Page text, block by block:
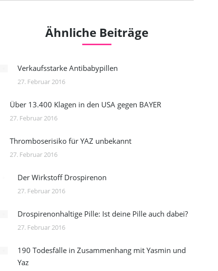
Ähnliche Beiträge
Verkaufsstarke Antibabypillen
27. Februar 2016
Über 13.400 Klagen in den USA gegen BAYER
27. Februar 2016
Thromboserisiko für YAZ unbekannt
27. Februar 2016
Der Wirkstoff Drospirenon
27. Februar 2016
Drospirenonhaltige Pille: Ist deine Pille auch dabei?
27. Februar 2016
190 Todesfälle in Zusammenhang mit Yasmin und
Yaz